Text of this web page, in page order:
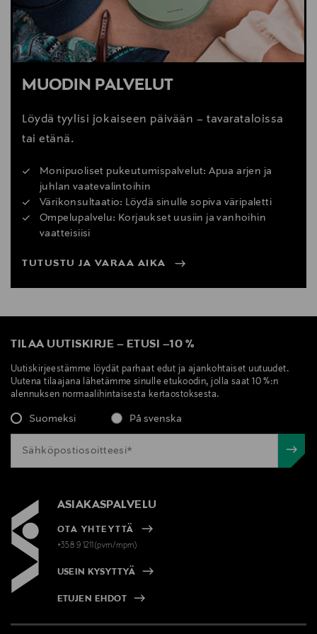
MUODIN PALVELUT
Löydä tyylisi jokaiseen päivään – tavarataloissa
tai etänä.
Monipuoliset pukeutumispalvelut: Apua arjen ja
juhlan vaatevalintoihin
Värikonsultaatio: Löydä sinulle sopiva väripaletti
Ompelupalvelu: Korjaukset uusiin ja vanhoihin
vaatteisiisi
TUTUSTU JA VARAA AIKA
TILAA UUTISKIRJE – ETUSI –10 %
Uutiskirjeestämme löydät parhaat edut ja ajankohtaiset uutuudet.
Uutena tilaajana lähetämme sinulle etukoodin, jolla saat 10 %:n
alennuksen normaalihintaisesta kertaostoksesta.
Suomeksi På svenska
ASIAKASPALVELU
OTA YHTEYTTÄ
+358 9 1211(pvm/mpm)
USEIN KYSYTTYÄ
ETUJEN EHDOT